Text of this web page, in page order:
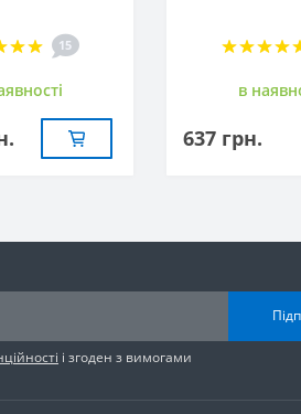
15
в
637 грн.
і згоден з вимогами